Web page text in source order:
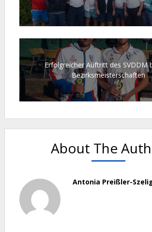
Erfolgreicher Auftritt des SVDDM
Bezirksmeisterschaften
About The
Antonia Preißler-